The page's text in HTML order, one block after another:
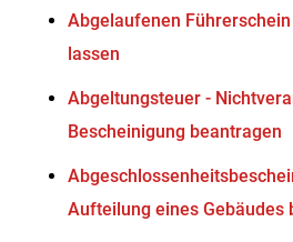
Abgelaufenen
lassen
Abgeltungsteuer -
Bescheinigung beantragen
Aufteilung eines Gebäudes